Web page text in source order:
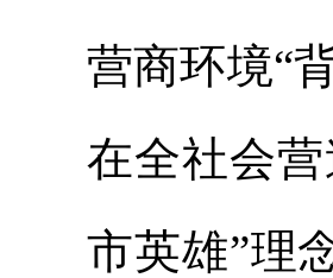
营商环境“
在全社会
市英雄”理